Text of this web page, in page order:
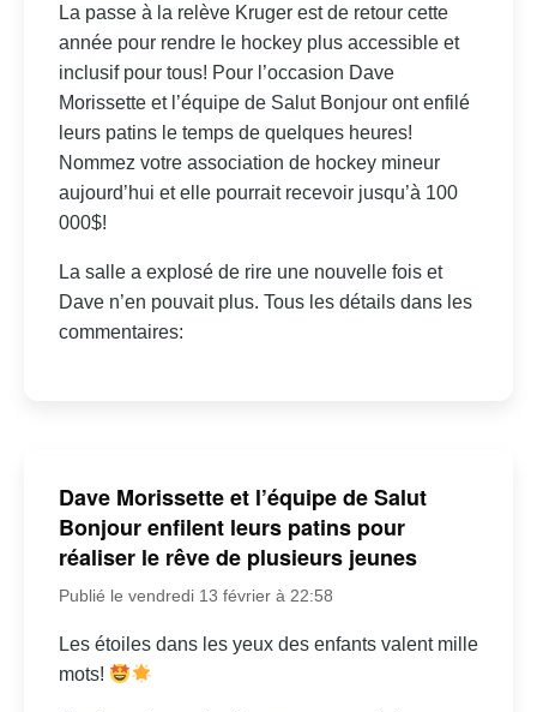
La passe à la relève Kruger est de retour cette
année pour rendre le hockey plus accessible et
inclusif pour tous! Pour l’occasion Dave
Morissette et l’équipe de Salut Bonjour ont enfilé
leurs patins le temps de quelques heures!
Nommez votre association de hockey mineur
aujourd’hui et elle pourrait recevoir jusqu’à 100
000$!
La salle a explosé de rire une nouvelle fois et
Dave n’en pouvait plus. Tous les détails dans les
commentaires:
Dave Morissette et l’équipe de Salut
Bonjour enfilent leurs patins pour
réaliser le rêve de plusieurs jeunes
Publié le vendredi 13 février à 22:58
Les étoiles dans les yeux des enfants valent mille
mots!